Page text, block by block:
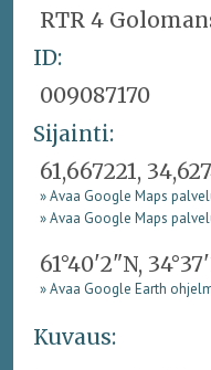
RTR 4
ID:
009087170
Sijainti:
61,667221,
» Avaa Google Maps
» Avaa Google Maps
61°40'2"N,
» Avaa Google Earth
Kuvaus: